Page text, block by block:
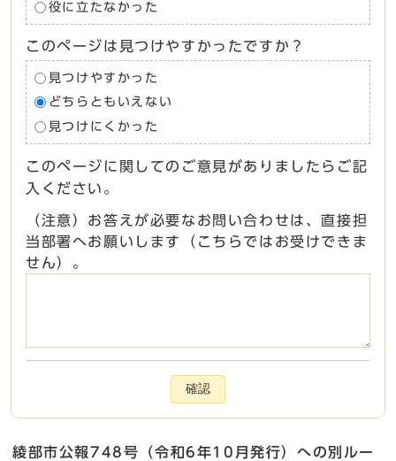
役に立たなかった
このページは見つけやすかったですか？
見つけやすかった
どちらともいえない
見つけにくかった
このページに関してのご意見がありましたらご記
入ください。
（注意）お答えが必要なお問い合わせは、直接担
当部署へお願いします（こちらではお受けできま
せん）。
確認
綾部市公報748号（令和6年10月発行）への別ルー